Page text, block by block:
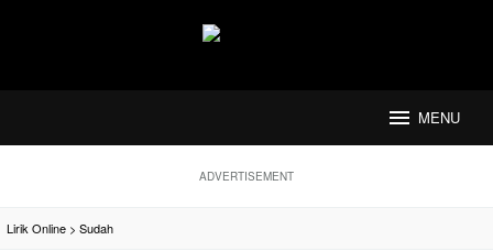
MENU
ADVERTISEMENT
Lirik Online > Sudah